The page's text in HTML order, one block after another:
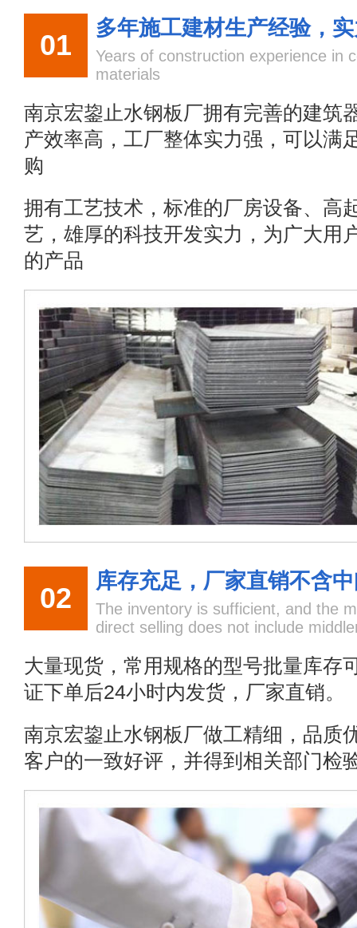
01
多年施工建材生产经验，
Years of construction experience in
materials
南京宏鋆止水钢板厂拥有完善的建筑
产效率高，工厂整体实力强，可以满
购
拥有工艺技术，标准的厂房设备、高
艺，雄厚的科技开发实力，为广大用
的产品
02
库存充足，厂家直销不含
The inventory is sufficient, and the
direct selling does not include
大量现货，常用规格的型号批量库存
证下单后24小时内发货，厂家直销。
南京宏鋆止水钢板厂做工精细，品质
客户的一致好评，并得到相关部门检